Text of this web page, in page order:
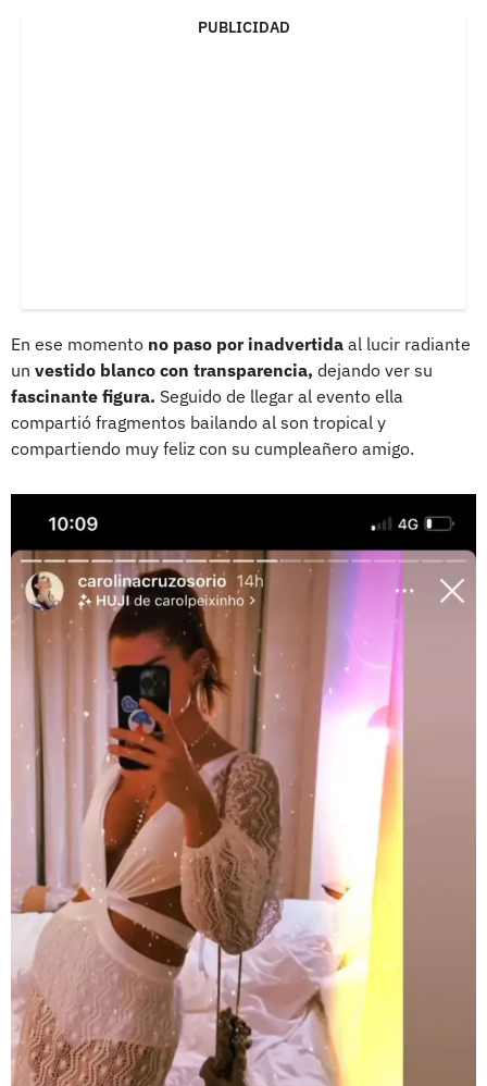
PUBLICIDAD
En ese momento no paso por inadvertida al lucir radiante
un vestido blanco con transparencia, dejando ver su
fascinante figura. Seguido de llegar al evento ella
compartió fragmentos bailando al son tropical y
compartiendo muy feliz con su cumpleañero amigo.